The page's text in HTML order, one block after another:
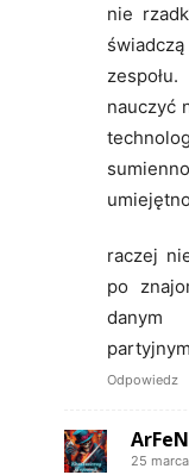
nie
nauczyć
raczej
po
danym
Odpowiedz
ArFeN
25